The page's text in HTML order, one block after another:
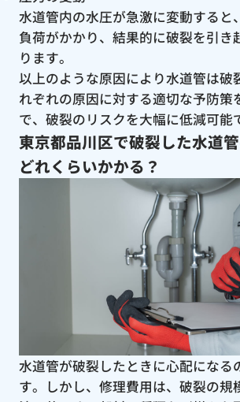
水道管内の水圧が急激に変動すると
負荷がかかり、結果的に破裂を引き
ります。
以上のような原因により水道管は破
れぞれの原因に対する適切な予防策
で、破裂のリスクを大幅に低減可能
東京都品川区で破裂した水道
どれくらいかかる？
水道管が破裂したときに心配になる
す。しかし、修理費用は、破裂の規